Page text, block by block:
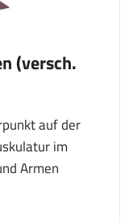
(versch.
auf der
im
Armen